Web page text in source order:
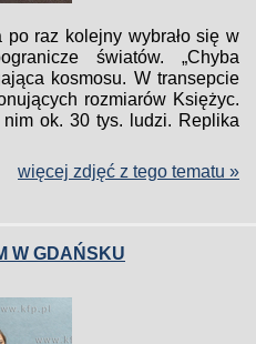
raz kolejny wybrało się w
światów. „Chyba
kosmosu. W transepcie
rozmiarów Księżyc.
ok. 30 tys. ludzi. Replika
więcej zdjęć z tego tematu »
W GDAŃSKU